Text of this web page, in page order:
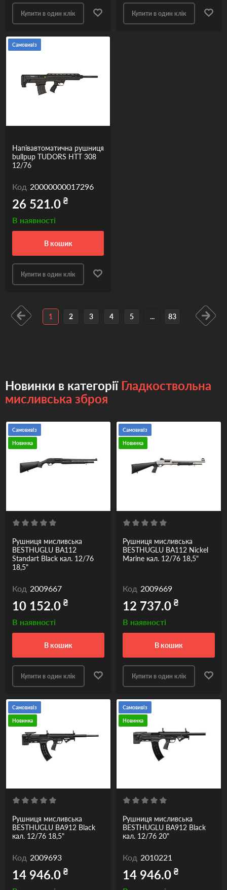
Купити в один клік Купити в один клік
Самовивіз
Напівавтоматична рушниця
bullpup TUDORS HTT 308
12/76
Код 20000000017296
26 521.0₴
В наявності
в кошик
Купити в один клік
1 2 3 4 5 ... 83
Новинки в категорії Гладкоствольна
мисливська зброя
Самовивіз
Новинка
Рушниця мисливська
BESTHUGLU BA112
Standart Black кал. 12/76
18,5"
Код 2009667
10 152.0₴
В наявності
в кошик
Купити в один клік
Самовивіз
Новинка
Рушниця мисливська
BESTHUGLU BA112 Nickel
Marine кал. 12/76 18,5"
Код 2009669
12 737.0₴
В наявності
в кошик
Купити в один клік
Самовивіз
Новинка
Рушниця мисливська
BESTHUGLU BA912 Black
кал. 12/76 18,5"
Код 2009693
14 946.0₴
Самовивіз
Новинка
Рушниця мисливська
BESTHUGLU BA912 Black
кал. 12/76 20"
Код 2010221
14 946.0₴